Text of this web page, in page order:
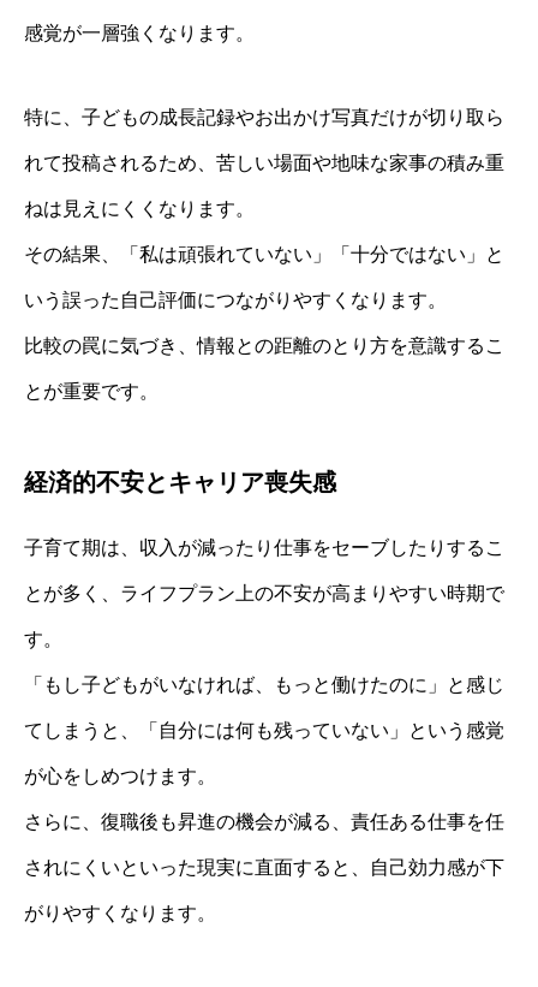
感覚が一層強くなります。
特に、子どもの成長記録やお出かけ写真だけが切り取ら
れて投稿されるため、苦しい場面や地味な家事の積み重
ねは見えにくくなります。
その結果、「私は頑張れていない」「十分ではない」と
いう誤った自己評価につながりやすくなります。
比較の罠に気づき、情報との距離のとり方を意識するこ
とが重要です。
経済的不安とキャリア喪失感
子育て期は、収入が減ったり仕事をセーブしたりするこ
とが多く、ライフプラン上の不安が高まりやすい時期で
す。
「もし子どもがいなければ、もっと働けたのに」と感じ
てしまうと、「自分には何も残っていない」という感覚
が心をしめつけます。
さらに、復職後も昇進の機会が減る、責任ある仕事を任
されにくいといった現実に直面すると、自己効力感が下
がりやすくなります。